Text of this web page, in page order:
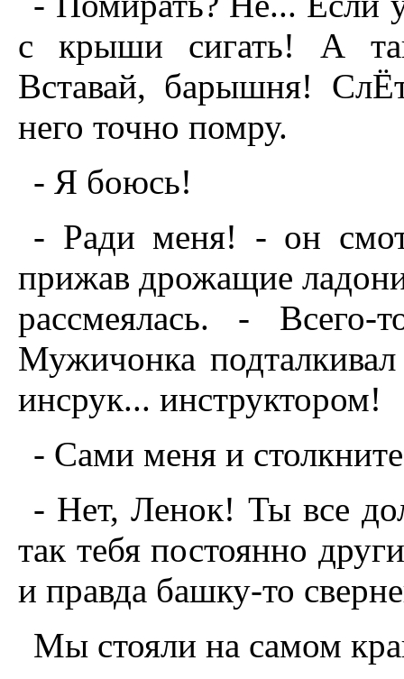
с крыши сигать! А
Вставай, барышня!
него точно помру.
- Я боюсь!
- Ради меня! - он
прижав дрожащие
рассмеялась. -
Мужичонка
инсрук... инструктором!
- Сами меня и
- Hет, Ленок! Ты все
так тебя постоянно
и правда башку-то
Мы стояли на самом